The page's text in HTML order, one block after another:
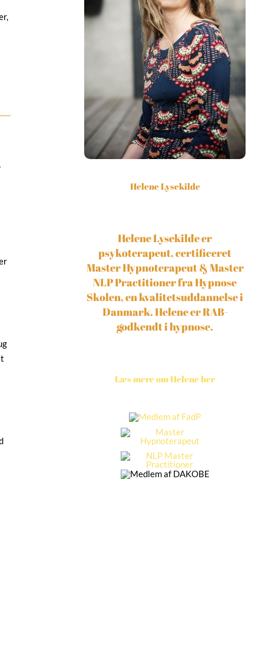
Helene Lysekilde
Helene Lysekilde er
psykoterapeut, certificeret
Master Hypnoterapeut & Master
NLP Practitioner fra Hypnose
Skolen, en kvalitetsuddannelse i
Danmark. Helene er RAB-
godkendt i hypnose.
Læs mere om Helene her